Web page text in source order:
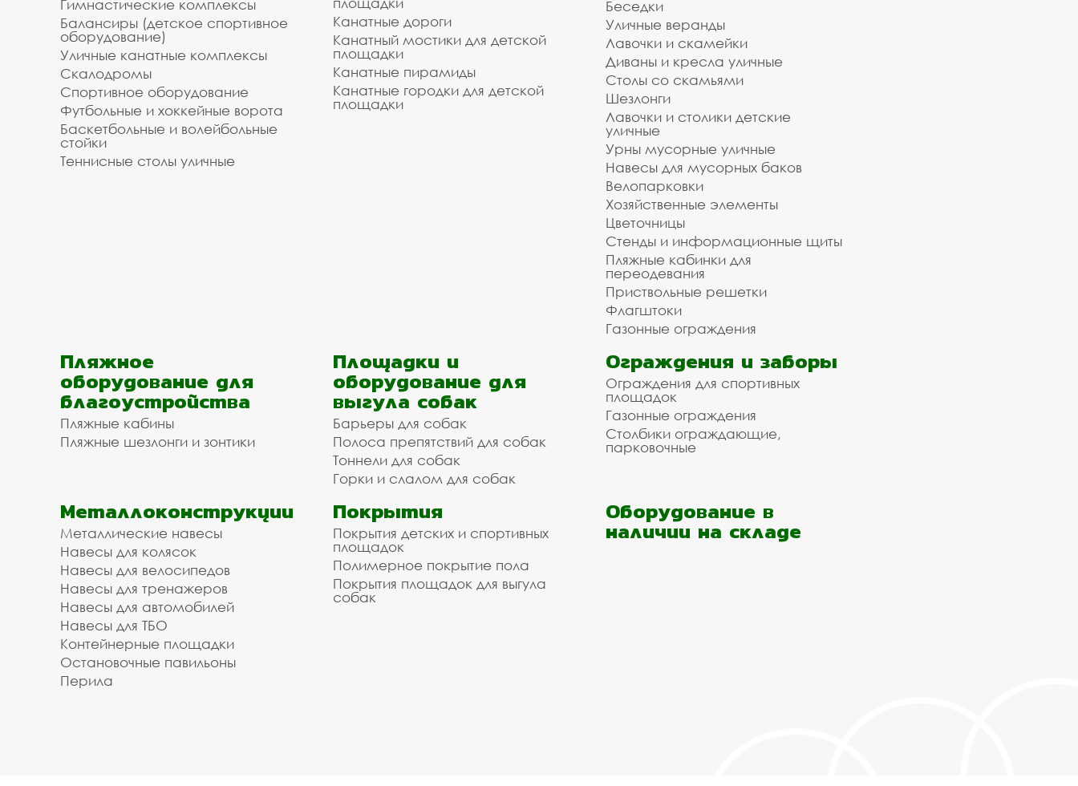
Гимнастические комплексы
Балансиры (детское спортивное
оборудование)
Уличные канатные комплексы
Скалодромы
Спортивное оборудование
Футбольные и хоккейные ворота
Баскетбольные и волейбольные
стойки
Теннисные столы уличные
Канатные дороги
Канатный мостики для детской
площадки
Канатные пирамиды
Канатные городки для детской
площадки
Беседки
Уличные веранды
Лавочки и скамейки
Диваны и кресла уличные
Столы со скамьями
Шезлонги
Лавочки и столики детские
уличные
Урны мусорные уличные
Навесы для мусорных баков
Велопарковки
Хозяйственные элементы
Цветочницы
Стенды и информационные щиты
Пляжные кабинки для
переодевания
Приствольные решетки
Флагштоки
Газонные ограждения
Пляжное
оборудование для
благоустройства
Пляжные кабины
Пляжные шезлонги и зонтики
Площадки и
оборудование для
выгула собак
Барьеры для собак
Полоса препятствий для собак
Тоннели для собак
Горки и слалом для собак
Ограждения и заборы
Ограждения для спортивных
площадок
Газонные ограждения
Столбики ограждающие,
парковочные
Металлоконструкции
Металлические навесы
Навесы для колясок
Навесы для велосипедов
Навесы для тренажеров
Навесы для автомобилей
Навесы для ТБО
Контейнерные площадки
Остановочные павильоны
Перила
Покрытия
Покрытия детских и спортивных
площадок
Полимерное покрытие пола
Покрытия площадок для выгула
собак
Оборудование в
наличии на складе